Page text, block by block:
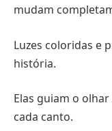
mudam
Luzes coloridas e
história.
Elas guiam o
cada canto.